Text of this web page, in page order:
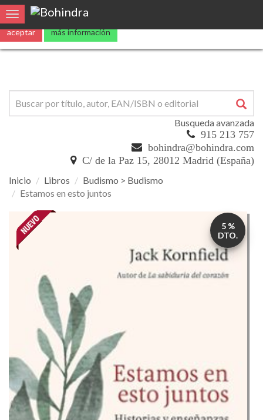
Utilizamoscookies propias y de terceros para mejorar nuestros
aceptar más información
Toggle navigation
Busqueda avanzada
915 213 757
bohindra@bohindra.com
C/ de la Paz 15, 28012 Madrid (España)
Inicio Libros
Budismo > Budismo
Estamos en esto juntos
Estamos
en
esto
juntos
Historias
eseñanzas
el
amor
5 %
DTO.